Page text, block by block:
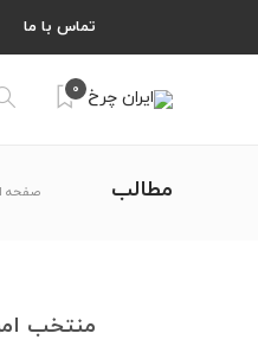
تماس با ما
0
مطالب صفحه
منتخب